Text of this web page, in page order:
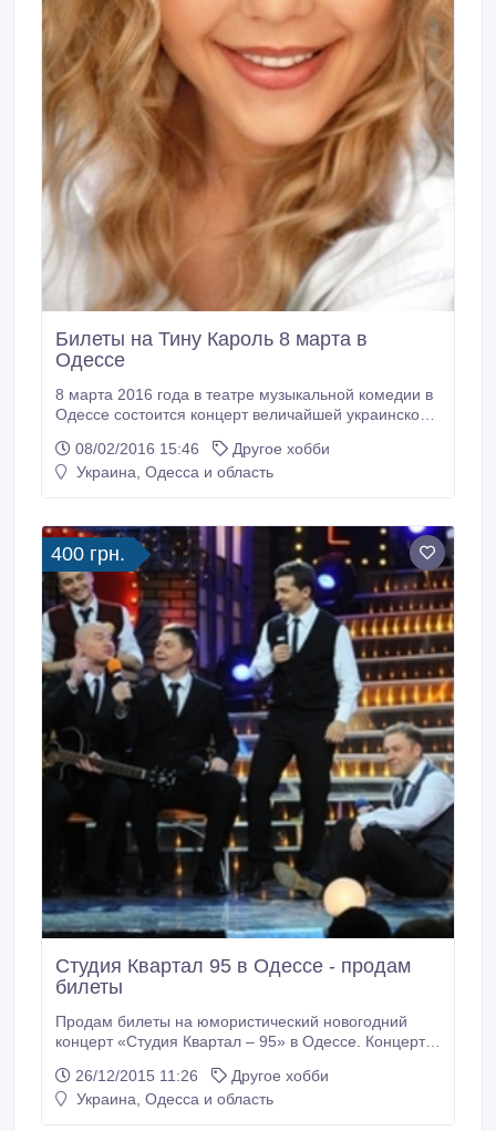
Билеты на Тину Кароль 8 марта в
Одессе
8 марта 2016 года в театре музыкальной комедии в
Одессе состоится концерт величайшей украинской
будут представлены лучшие хиты, покорившие
сердца публики. Продам билеты на концерт, цена:
по телефону.
08/02/2016 15:46
Другое хобби
Украина, Одесса и область
400 грн.
Студия Квартал 95 в Одессе - продам
билеты
Продам билеты на юмористический новогодний
концерт «Студия Квартал – 95» в Одессе. Концерт
оперы и балета. Места удобные, хороший обзор.
Цена билета: от 400 грн. Звоните!.
26/12/2015 11:26
Другое хобби
Украина, Одесса и область